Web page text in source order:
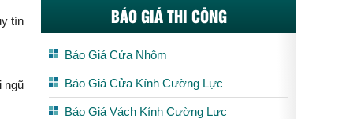
tín
ngũ
BÁO GIÁ THI CÔNG
Báo Giá Cửa Nhôm
Báo Giá Cửa Kính Cường Lực
Báo Giá Vách Kính Cường Lực